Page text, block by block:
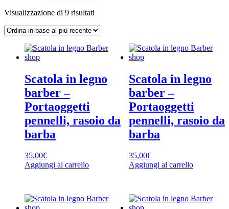
Visualizzazione di 9 risultati
base
più
Scatola in legno
barber –
Portaoggetti
pennelli, rasoio da
barba
35,00€
Aggiungi al carrello
Scatola in legno
barber –
Portaoggetti
pennelli, rasoio da
barba
35,00€
Aggiungi al carrello